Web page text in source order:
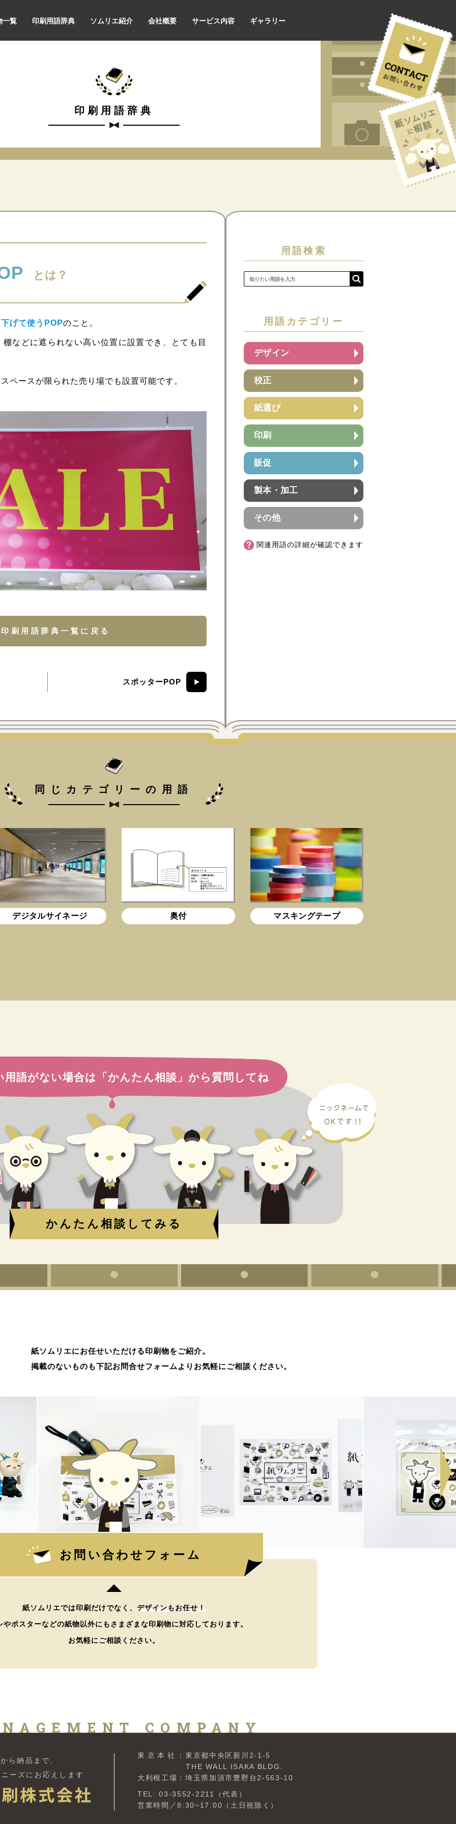
一覧 印刷用語辞典 ソムリエ紹介 会社概要 サービス内容 ギャラリー
印刷用語辞典
とは？
げて使うPOPのこと。
などに遮られない高い位置に設置でき、とても目
ペースが限られた売り場でも設置可能です。
印刷用語辞典一覧に戻る
スポッターPOP
用語検索
用語カテゴリー
デザイン
校正
紙選び
印刷
販促
製本・加工
その他
関連用語の詳細が確認できます
同じカテゴリーの用語
デジタルサイネージ 奥付 マスキングテープ
用語がない場合は 「かんたん相談」から質問してね
かんたん相談してみる
紙ソムリエにお任せいただける印刷物をご紹介。
掲載のないものも下記お問合せフォームよりお気軽にご相談ください。
お問い合わせフォーム
紙ソムリエでは印刷だけでなく、 デザインもお任せ！
やポスターなどの紙物以外にもさまざまな印刷物に対応しております。
お気軽にご相談ください。
COMPANY
ら納品まで、
ニーズにお応えします
東京本社
：東京都中央区新川2-1-5
THE WALL ISAKA BLDG.
大利根工場：埼玉県加須市豊野台2-563-10
TEL: 03-3552-2211（代表）
営業時間／8:30~17:00（土日祝除く）